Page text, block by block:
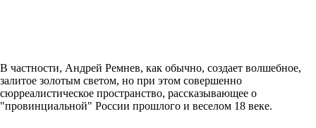
В частности, Андрей Ремнев, как обычно, создает волшебное,
залитое золотым светом, но при этом совершенно
сюрреалистическое пространство, рассказывающее о
"провинциальной" России прошлого и веселом 18 веке.